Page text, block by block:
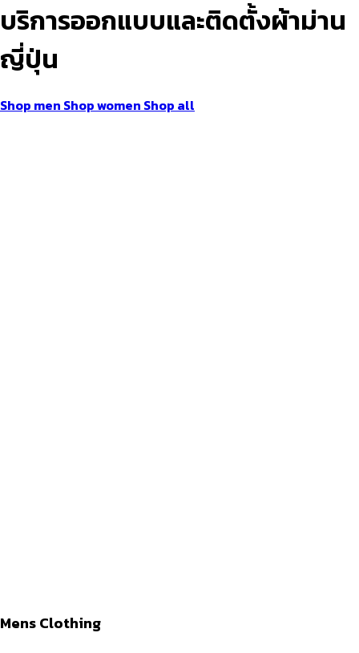
บริการออกแบบและติดตั้งผ้าม่าน
ญี่ปุ่น
Shop men Shop women Shop all
Mens Clothing